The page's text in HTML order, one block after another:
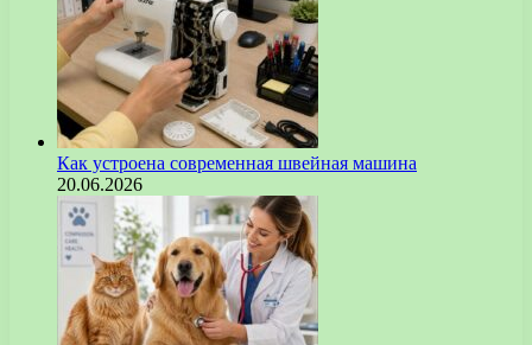
Как устроена современная швейная машина
20.06.2026